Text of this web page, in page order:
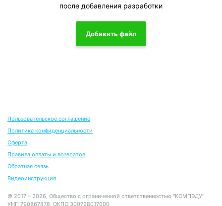
после добавления разработки
Добавить файл
Пользовательское соглашение
Политика конфиденциальности
Оферта
Правила оплаты и возвратов
Обратная связь
Видеоинструкция
© 2017 – 2026, Общество с ограниченной ответственностью "КОМПЭДУ"
УНП 790867878, ОКПО 300728017000